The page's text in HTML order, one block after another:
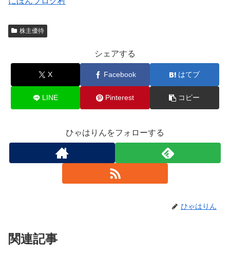
株主優待
シェアする
X Facebook はてブ
LINE Pinterest コピー
ひゃはりんをフォローする
ひゃはりん
関連記事